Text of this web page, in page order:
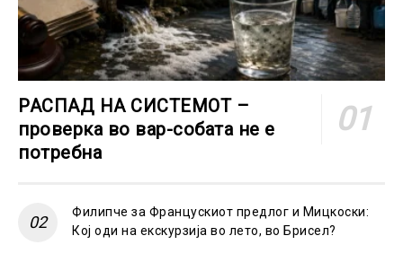
РАСПАД НА СИСТЕМОТ –
проверка во вар-собата не е
потребна
Филипче за Францускиот предлог и Мицкоски:
Кој оди на екскурзија во лето, во Брисел?